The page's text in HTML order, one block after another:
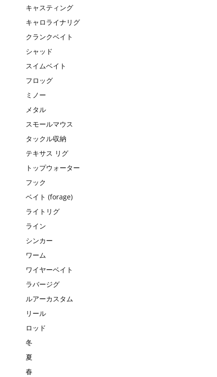
キャスティング
キャロライナリグ
クランクベイト
シャッド
スイムベイト
フロッグ
ミノー
メタル
スモールマウス
タックル収納
テキサス リグ
トップウォーター
フック
ベイト (forage)
ライトリグ
ライン
シンカー
ワーム
ワイヤーベイト
ラバージグ
ルアーカスタム
リール
ロッド
冬
夏
春